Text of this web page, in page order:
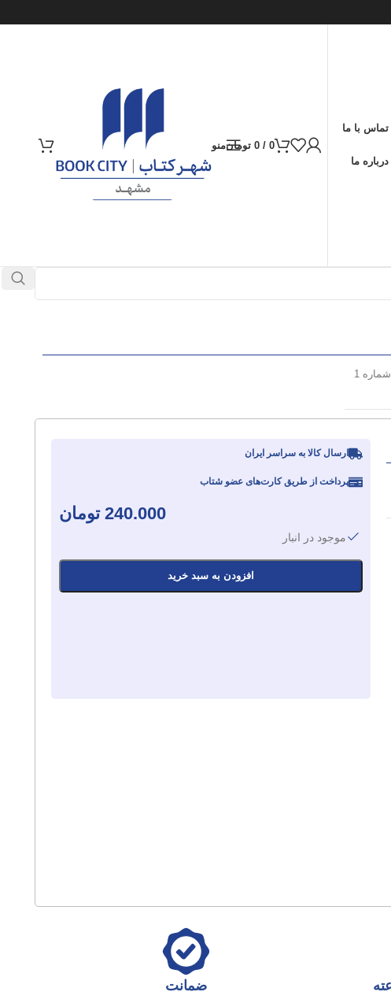
تماس با ما
درباره ما
0
/
0 تومانمنو
شماره 1
ارسال کالا به سراسر ایران
پرداخت از طریق کارت‌های عضو شتاب
240.000 تومان
موجود در انبار
افزودن به سبد خرید
ضمانت